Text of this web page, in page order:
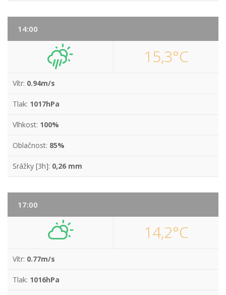
14:00
15,3°C
Vítr: 0.94m/s
Tlak: 1017hPa
Vlhkost: 100%
Oblačnost: 85%
Srážky [3h]: 0,26 mm
17:00
14,2°C
Vítr: 0.77m/s
Tlak: 1016hPa